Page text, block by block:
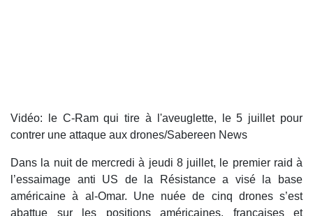
Vidéo: le C-Ram qui tire à l'aveuglette, le 5 juillet pour
contrer une attaque aux drones/Sabereen News
Dans la nuit de mercredi à jeudi 8 juillet, le premier raid à
l’essaimage anti US de la Résistance a visé la base
américaine à al-Omar. Une nuée de cinq drones s’est
abattue sur les positions américaines, françaises et